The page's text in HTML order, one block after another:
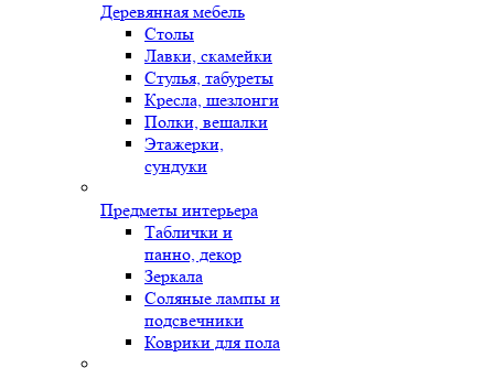
Деревянная мебель
Столы
Лавки, скамейки
Стулья, табуреты
Кресла, шезлонги
Полки, вешалки
Этажерки,
сундуки
Предметы интерьера
Таблички и
панно, декор
Зеркала
Соляные лампы и
подсвечники
Коврики для пола